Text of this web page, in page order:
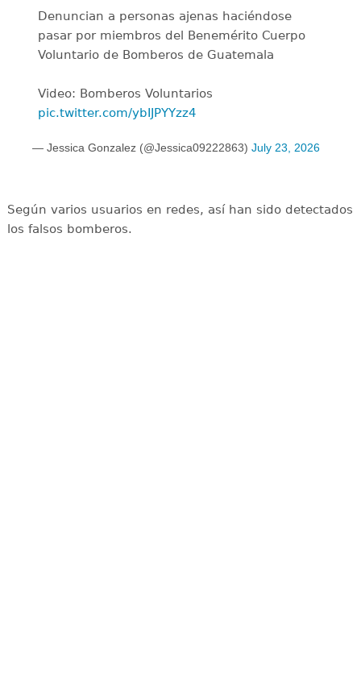
Denuncian a personas ajenas haciéndose
pasar por miembros del Benemérito Cuerpo
Voluntario de Bomberos de Guatemala
Video: Bomberos Voluntarios
pic.twitter.com/ybIJPYYzz4
— Jessica Gonzalez (@Jessica09222863) July 23, 2026
Según varios usuarios en redes, así han sido detectados
los falsos bomberos.